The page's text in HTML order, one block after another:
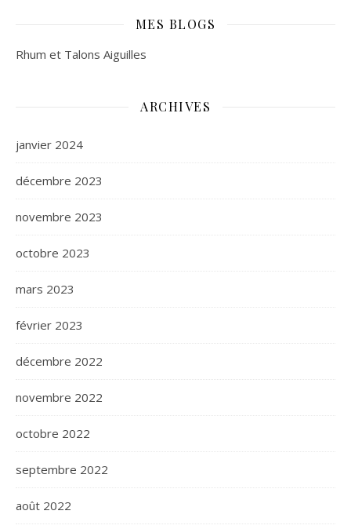
MES BLOGS
Rhum et Talons Aiguilles
ARCHIVES
janvier 2024
décembre 2023
novembre 2023
octobre 2023
mars 2023
février 2023
décembre 2022
novembre 2022
octobre 2022
septembre 2022
août 2022